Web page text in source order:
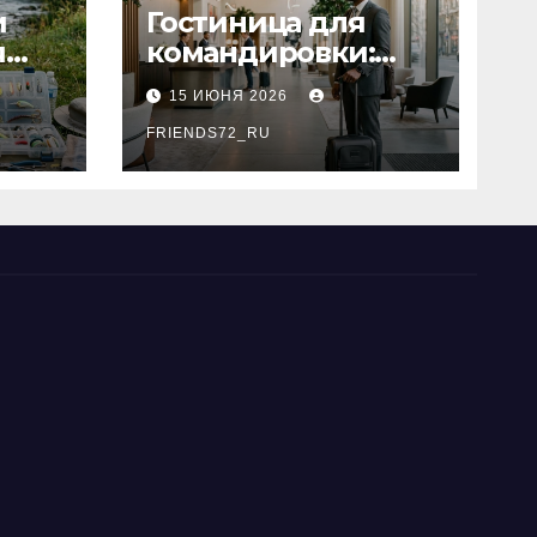
Гостиница для
командировки:
основные
критерии выбора
15 ИЮНЯ 2026
FRIENDS72_RU